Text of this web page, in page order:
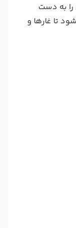
را به دست
تا غارها و